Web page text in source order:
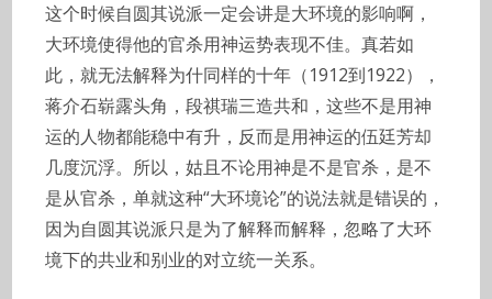
这个时候自圆其说派一定会讲是大环境的影响啊，
大环境使得他的官杀用神运势表现不佳。真若如
此，就无法解释为什同样的十年（1912到1922），
蒋介石崭露头角，段祺瑞三造共和，这些不是用神
运的人物都能稳中有升，反而是用神运的伍廷芳却
几度沉浮。所以，姑且不论用神是不是官杀，是不
是从官杀，单就这种“大环境论”的说法就是错误的，
因为自圆其说派只是为了解释而解释，忽略了大环
境下的共业和别业的对立统一关系。